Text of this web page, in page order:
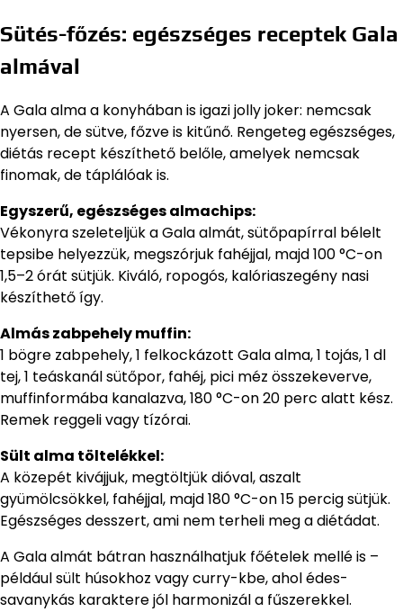
Sütés-főzés: egészséges receptek Gala
almával
A Gala alma a konyhában is igazi jolly joker: nemcsak
nyersen, de sütve, főzve is kitűnő. Rengeteg egészséges,
diétás recept készíthető belőle, amelyek nemcsak
finomak, de táplálóak is.
Egyszerű, egészséges almachips:
Vékonyra szeleteljük a Gala almát, sütőpapírral bélelt
tepsibe helyezzük, megszórjuk fahéjjal, majd 100 °C-on
1,5–2 órát sütjük. Kiváló, ropogós, kalóriaszegény nasi
készíthető így.
Almás zabpehely muffin:
1 bögre zabpehely, 1 felkockázott Gala alma, 1 tojás, 1 dl
tej, 1 teáskanál sütőpor, fahéj, pici méz összekeverve,
muffinformába kanalazva, 180 °C-on 20 perc alatt kész.
Remek reggeli vagy tízórai.
Sült alma töltelékkel:
A közepét kivájjuk, megtöltjük dióval, aszalt
gyümölcsökkel, fahéjjal, majd 180 °C-on 15 percig sütjük.
Egészséges desszert, ami nem terheli meg a diétádat.
A Gala almát bátran használhatjuk főételek mellé is –
például sült húsokhoz vagy curry-kbe, ahol édes-
savanykás karaktere jól harmonizál a fűszerekkel.